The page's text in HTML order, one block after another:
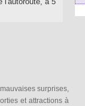
surprises,
et attractions à